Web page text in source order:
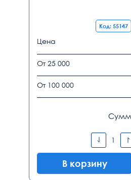
Код: 55147
Цена
От 25 000
От 100 000
В корзину